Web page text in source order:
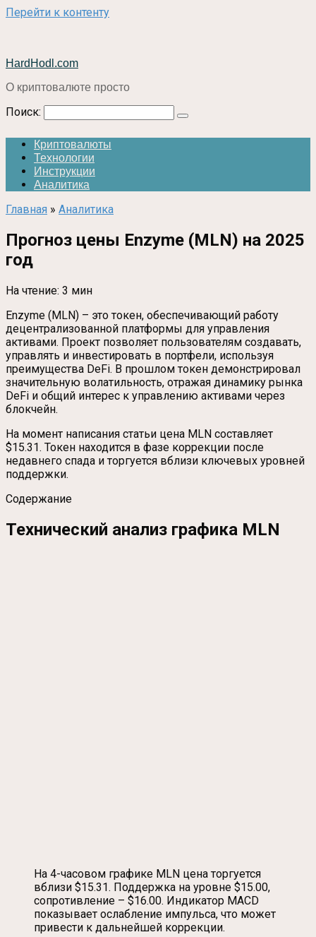
Перейти к контенту
HardHodl.com
О криптовалюте просто
Поиск:
Криптовалюты
Технологии
Инструкции
Аналитика
Главная » Аналитика
Прогноз цены Enzyme (MLN) на 2025
год
На чтение: 3 мин
Enzyme (MLN) – это токен, обеспечивающий работу
децентрализованной платформы для управления
активами. Проект позволяет пользователям создавать,
управлять и инвестировать в портфели, используя
преимущества DeFi. В прошлом токен демонстрировал
значительную волатильность, отражая динамику рынка
DeFi и общий интерес к управлению активами через
блокчейн.
На момент написания статьи цена MLN составляет
$15.31. Токен находится в фазе коррекции после
недавнего спада и торгуется вблизи ключевых уровней
поддержки.
Содержание
Технический анализ графика MLN
На 4-часовом графике MLN цена торгуется
вблизи $15.31. Поддержка на уровне $15.00,
сопротивление – $16.00. Индикатор MACD
показывает ослабление импульса, что может
привести к дальнейшей коррекции.